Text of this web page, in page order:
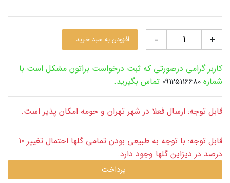
+
- افزودن به سبد خرید
کاربر گرامی درصورتی که ثبت درخواست براتون مشکل است با
شماره 09125116680 تماس بگیرید.
قابل توجه: ارسال فعلا در شهر تهران و حومه امکان پذیر است.
قابل توجه: با توجه به طبیعی بودن تمامی گلها احتمال تغییر 10
درصد در دیزاین گلها وجود دارد.
پرداخت